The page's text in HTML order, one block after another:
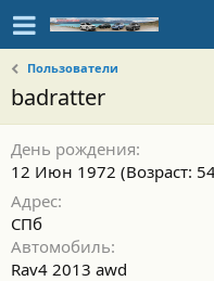
Пользователи
badratter
День рождения
12 Июн 1972 (Возраст:
Адрес
СПб
Автомобиль
Rav4 2013 awd